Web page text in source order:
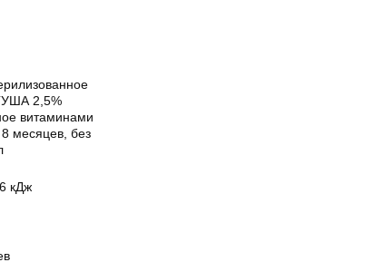
2,5%
витаминами
месяцев, без
кДж